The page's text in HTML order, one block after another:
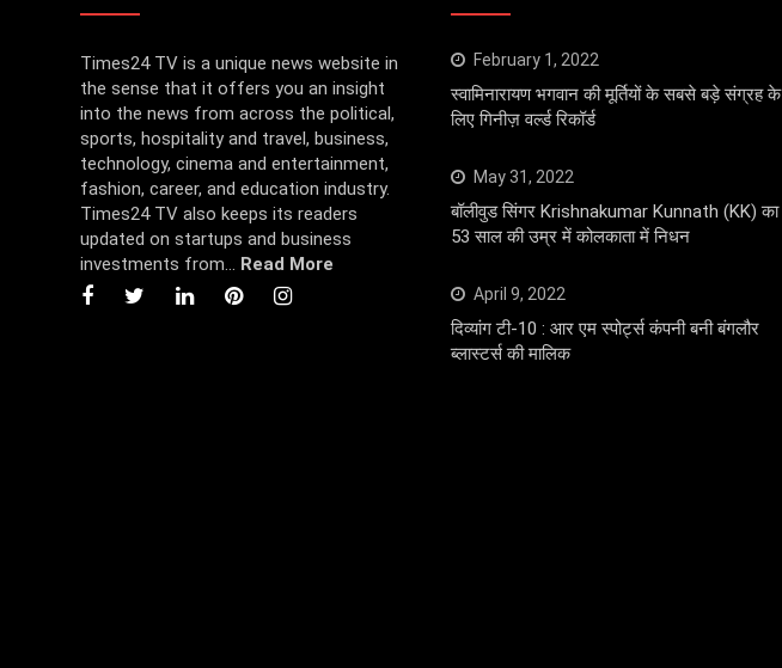
Times24 TV is a unique news website in
the sense that it offers you an insight
into the news from across the political,
sports, hospitality and travel, business,
technology, cinema and entertainment,
fashion, career, and education industry.
Times24 TV also keeps its readers
updated on startups and business
investments from... Read More
February 1, 2022
स्वामिनारायण भगवान की मूर्तियों के सबसे बड़े संग्रह के
लिए गिनीज़ वर्ल्ड रिकॉर्ड
May 31, 2022
बॉलीवुड सिंगर Krishnakumar Kunnath (KK) का
53 साल की उम्र में कोलकाता में निधन
April 9, 2022
दिव्यांग टी-10 : आर एम स्पोर्ट्स कंपनी बनी बंगलौर
ब्लास्टर्स की मालिक